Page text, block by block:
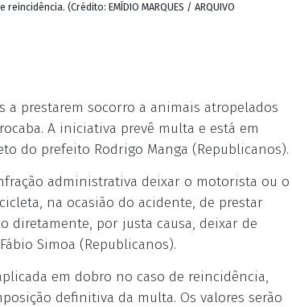
(Crédito: EMÍDIO MARQUES / ARQUIVO
prestarem socorro a animais atropelados
A iniciativa prevê multa e está em
do prefeito Rodrigo Manga (Republicanos).
administrativa deixar o motorista ou o
na ocasião do acidente, de prestar
diretamente, por justa causa, deixar de
Simoa (Republicanos).
em dobro no caso de reincidência,
definitiva da multa. Os valores serão